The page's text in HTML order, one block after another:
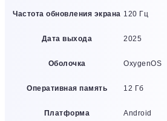
Частота обновления экрана 120 Гц
Дата выхода 2025
Оболочка OxygenOS
Оперативная память 12 Гб
Платформа Android